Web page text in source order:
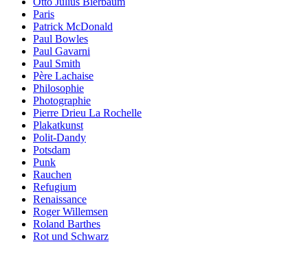
Paris
Patrick McDonald
Paul Bowles
Paul Gavarni
Paul Smith
Père Lachaise
Philosophie
Photographie
Pierre Drieu La Rochelle
Plakatkunst
Polit-Dandy
Potsdam
Punk
Rauchen
Refugium
Renaissance
Roger Willemsen
Roland Barthes
Rot und Schwarz